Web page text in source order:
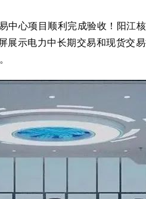
心项目顺利完成验收！阳江
示电力中长期交易和现货交